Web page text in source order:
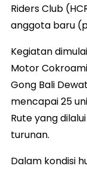
Riders Club
anggota baru
Kegiatan
Motor
Gong Bali
mencapai 25
Rute yang
turunan.
Dalam kondisi